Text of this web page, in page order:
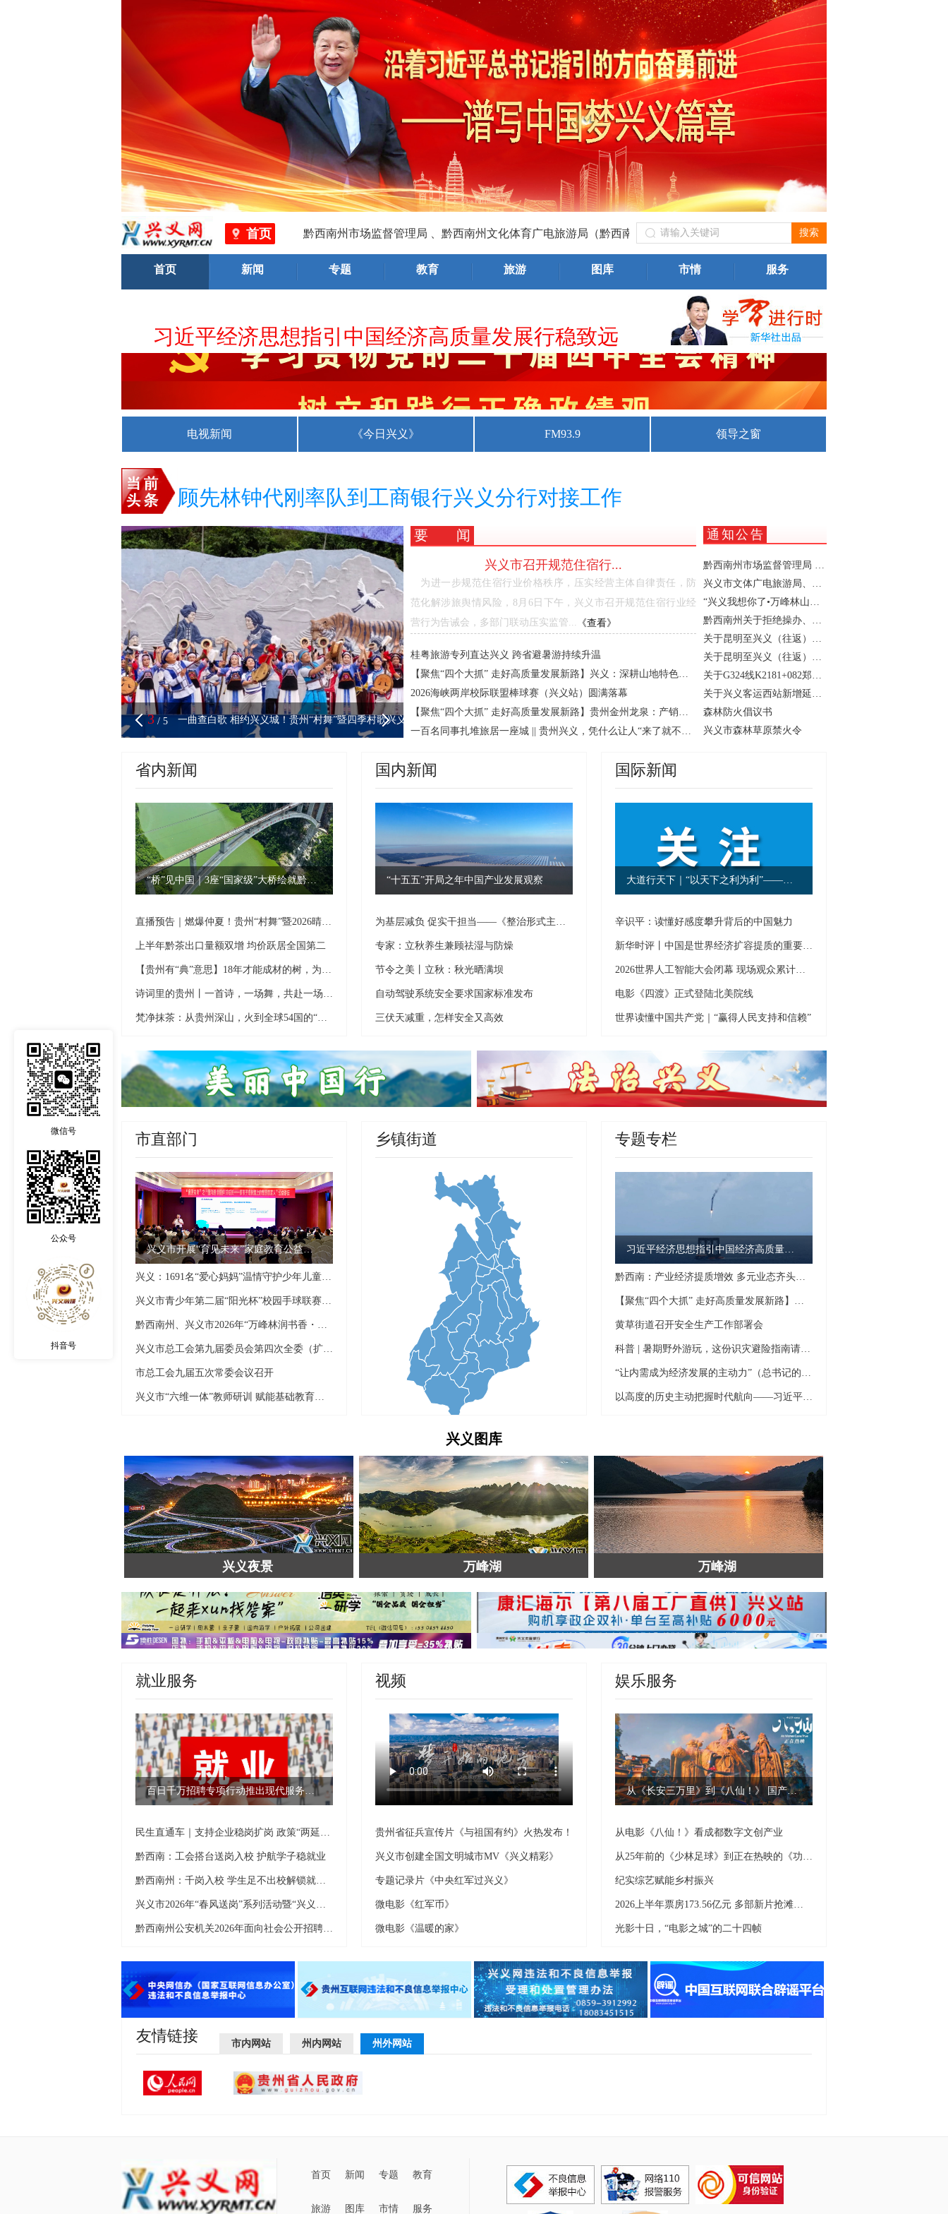
微信号
公众号
抖音号
首页
黔西南州市场监督管理局 、黔西南州文化体育广电旅游局（黔西南州文物局）关于进一步规范我州旅游市场价格行为的提醒告诫函
首页 新闻 专题 教育 旅游 图库 市情 服务
“让内需成为经济发展的主动力”（总书记的人民情怀）
以高度的历史主动把握时代航向——习近平党建思想理论品格系列述评之二
以坚定的理想信念筑牢精神根基——习近平党建思想理论品格系列述评之一
习近平经济思想指引中国经济高质量发展行稳致远
第一观察丨总书记把舵定向高质量推进国防和军队现代化
电视新闻 《今日兴义》 FM93.9 领导之窗
兴义市领导开展“八一”走访慰问
全市集中整治群众身边不正之风和腐败问题工作攻坚推进会议召开
全市党员干部作风建设工作推进会召开
顾先林钟代刚率队到工商银行兴义分行对接工作
全市半年经济工作会议召开
一曲查白歌 相约兴义城！贵州“村舞”暨四季村歌兴义“查白歌节”热闹非凡
3 / 5
要闻
兴义市召开规范住宿行...
为进一步规范住宿行业价格秩序，压实经营主体自律责任，防
范化解涉旅舆情风险，8月6日下午，兴义市召开规范住宿行业经
营行为告诫会，多部门联动压实监管...
《查看》
桂粤旅游专列直达兴义 跨省避暑游持续升温
2026海峡两岸校际联盟棒球赛（兴义站）圆满落幕
通知公告
黔西南州市场监督管理局 、黔西南州文化体育广电旅游局（黔西南州文物局）关于进一步规范我州旅游市场价格行为的提醒告诫函
兴义市文体广电旅游局、兴义市发展和改革局、兴义市市场监督管理局关于规范暑期酒店住宿、餐饮及景区市场价格行为的提醒函
“兴义我想你了•万峰林山边演唱会” 活动期间实施临时交通管制的通告
黔西南州关于拒绝操办、参与“升学宴”“状元酒”“谢师宴”的倡议书
关于昆明至兴义（往返）客运班线开通的公告
关于昆明至兴义（往返）客运班线延期开通的公告
关于G324线K2181+082郑屯荣盛水泥厂大门西侧路段实施交通管制的通告
关于兴义客运西站新增延伸服务点的公告
森林防火倡议书
兴义市森林草原禁火令
省内新闻
“桥”见中国｜3座“国家级”大桥绘就黔山秀水新通途
直播预告｜燃爆仲夏！贵州“村舞”暨2026晴隆火把节狂欢上线！
上半年黔茶出口量额双增 均价跃居全国第二
【贵州有“典”意思】18年才能成材的树，为什么让一座山绿了六百年？
诗词里的贵州丨一首诗，一场舞，共赴一场贵州民族盛会
梵净抹茶：从贵州深山，火到全球54国的“绿色黄金”
国内新闻
“十五五”开局之年中国产业发展观察
为基层减负 促实干担当——《整治形式主义为基层减负若干规定》出台两周年观察
专家：立秋养生兼顾祛湿与防燥
节令之美丨立秋：秋光晒满坝
自动驾驶系统安全要求国家标准发布
三伏天减重，怎样安全又高效
国际新闻
大道行天下｜“以天下之利为利”——中国元首外交的世界情怀与大国气派
辛识平：读懂好感度攀升背后的中国魅力
新华时评丨中国是世界经济扩容提质的重要引擎
2026世界人工智能大会闭幕 现场观众累计超40万人次
电影《四渡》正式登陆北美院线
世界读懂中国共产党｜“赢得人民支持和信赖”
市直部门
兴义市开展“育见未来”家庭教育公益讲座
兴义：1691名“爱心妈妈”温情守护少年儿童健康成长
兴义市青少年第二届“阳光杯”校园手球联赛开赛
黔西南州、兴义市2026年“万峰林润书香・绿书签护成长”全民阅读周暨“绿书签”系列宣传活动启动仪式举行
兴义市总工会第九届委员会第四次全委（扩大）会议召开
市总工会九届五次常委会议召开
兴义市“六维一体”教师研训 赋能基础教育高质量发展
乡镇街道 专题专栏
习近平经济思想指引中国经济高质量发展行稳致远
黔西南：产业经济提质增效 多元业态齐头并进
【聚焦“四个大抓” 走好高质量发展新路】兴义：深耕山地特色高效农业 多元产业绘就乡村振兴
黄草街道召开安全生产工作部署会
科普 | 暑期野外游玩，这份识灾避险指南请收好
“让内需成为经济发展的主动力”（总书记的人民情怀）
以高度的历史主动把握时代航向——习近平党建思想理论品格系列述评之二
兴义图库
万峰湖 马岭河峡谷 马岭河峡谷
就业服务
百日千万招聘专项行动推出现代服务等招聘专场
民生直通车｜支持企业稳岗扩岗 政策“两延续一优化”
黔西南：工会搭台送岗入校 护航学子稳就业
黔西南州：千岗入校 学生足不出校解锁就业新机遇
兴义市2026年“春风送岗”系列活动暨“兴义青年 人才夜市”第十六期招聘会举行
黔西南州公安机关2026年面向社会公开招聘警务辅助人员公告
视频
贵州省征兵宣传片《与祖国有约》火热发布！
兴义市创建全国文明城市MV《兴义精彩》
专题记录片《中央红军过兴义》
微电影《红军币》
微电影《温暖的家》
娱乐服务
从《长安三万里》到《八仙！》 国产动画为何爆款迭出？
从电影《八仙！》看成都数字文创产业
从25年前的《少林足球》到正在热映的《功夫女足》 周星驰：心中这团火永不熄灭
纪实综艺赋能乡村振兴
2026上半年票房173.56亿元 多部新片抢滩暑期档
光影十日，“电影之城”的二十四帧
友情链接 市内网站 州内网站 州外网站
首页 新闻 专题 教育
旅游 图库 市情 服务